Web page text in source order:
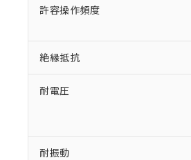
許容操作頻度
絶縁抵抗
耐電圧
耐振動